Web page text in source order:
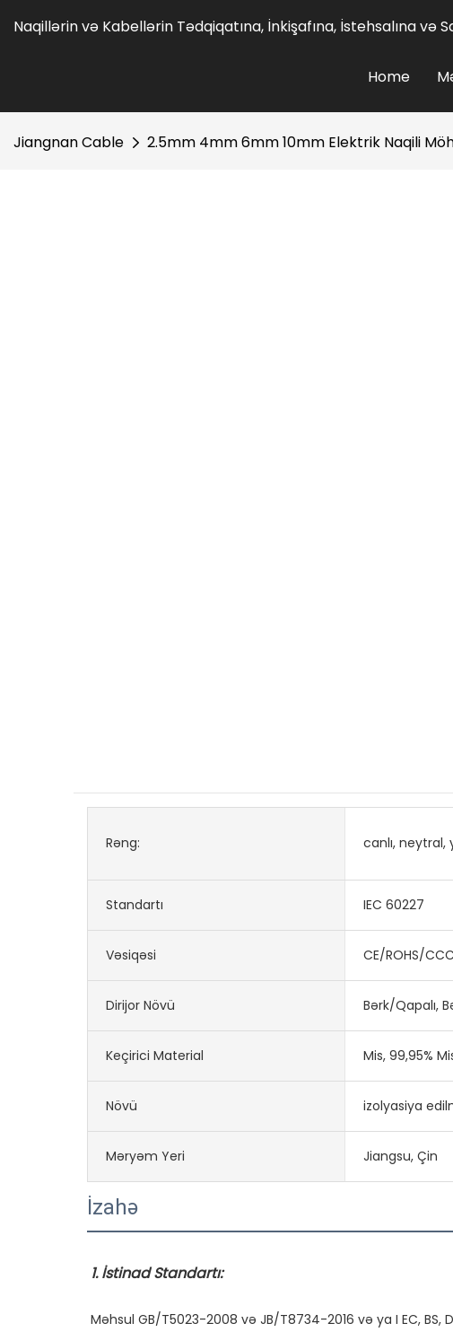
Naqillərin və Kabellərin Tədqiqatına, İnkişafına, İstehsalına və
Home
Jiangnan Cable 2.5mm 4mm 6mm 10mm Elektrik Naqili
Rəng: canlı, neytral,
Standartı IEC 60227
Vəsiqəsi CE/ROHS/
Dirijor Növü Bərk/Qapalı,
Keçirici Material Mis, 99,95%
Növü izolyasiya
Məryəm Yeri Jiangsu, Çin
İzahə
1. İstinad Standartı: